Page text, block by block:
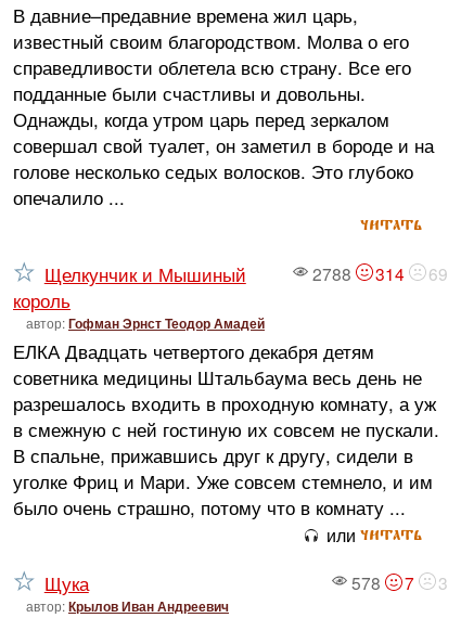
В давние–предавние времена жил царь,
известный своим благородством. Молва о его
справедливости облетела всю страну. Все его
подданные были счастливы и довольны.
Однажды, когда утром царь перед зеркалом
совершал свой туалет, он заметил в бороде и на
голове несколько седых волосков. Это глубоко
опечалило ...
читать
2788 314 69
Щелкунчик и Мышиный
король
автор:Гофман Эрнст Теодор Амадей
ЕЛКА Двадцать четвертого декабря детям
советника медицины Штальбаума весь день не
разрешалось входить в проходную комнату, а уж
в смежную с ней гостиную их совсем не пускали.
В спальне, прижавшись друг к другу, сидели в
уголке Фриц и Мари. Уже совсем стемнело, и им
было очень страшно, потому что в комнату ...
или читать
578 7 3
Щука
автор:Крылов Иван Андреевич